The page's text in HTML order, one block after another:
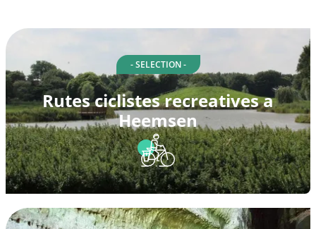
- SELECTION -
Rutes ciclistes recreatives a
Heemsen